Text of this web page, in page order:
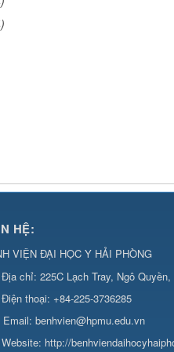
HỆ:
VIỆN ĐẠI HỌC Y HẢI PHÒNG
Địa chỉ: 225C Lạch Tray, Ngô
Điện thoại: +84-225-3736285
Email: benhvien@hpmu.edu.vn
Website: http://